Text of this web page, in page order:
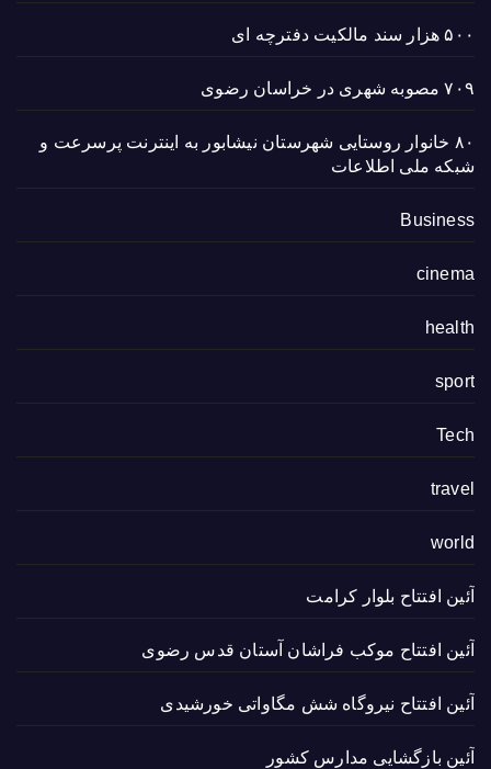
۵۰۰ هزار سند مالکیت دفترچه ای
۷۰۹ مصوبه شهری در خراسان رضوی
۸۰ خانوار روستایی شهرستان نیشابور به اینترنت پرسرعت و
شبکه ملی اطلاعات
Business
cinema
health
sport
Tech
travel
world
آئین افتتاح بلوار کرامت
آئین افتتاح موکب فراشان آستان قدس رضوی
آئین افتتاح نیروگاه شش مگاواتی خورشیدی
آئین بازگشایی مدارس کشور